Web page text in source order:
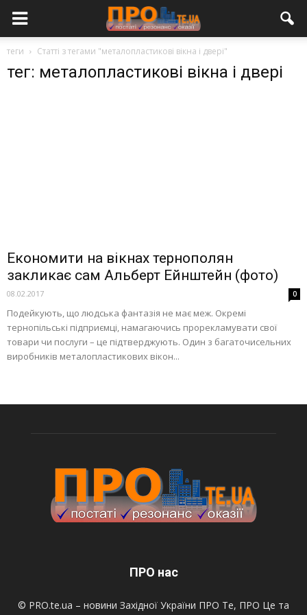
теги Статті з тегами "металопластикові вікна і двері"
тег: металопластикові вікна і двері
Економити на вікнах тернополян
закликає сам Альберт Ейнштейн (фото)
08.02.2017 0
Подейкують, що людська фантазія не має меж. Окремі
тернопільські підприємці, намагаючись прорекламувати свої
товари чи послуги – це підтверджують. Один з багаточисельних
виробників металопластикових вікон...
ПРО нас
© PRO.te.ua – новини Західної України ПРО Те, ПРО Це та